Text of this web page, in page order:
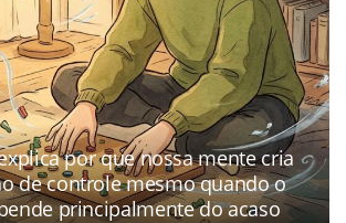
por que nossa mente cria
de controle mesmo quando o
principalmente do acaso